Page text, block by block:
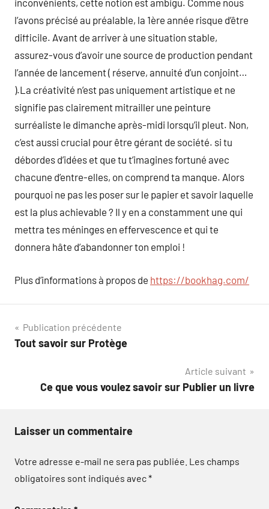
inconvénients, cette notion est ambigu. Comme nous
l’avons précisé au préalable, la 1ère année risque d’être
difficile. Avant de arriver à une situation stable,
assurez-vous d’avoir une source de production pendant
l’année de lancement ( réserve, annuité d’un conjoint…
).La créativité n’est pas uniquement artistique et ne
signifie pas clairement mitrailler une peinture
surréaliste le dimanche après-midi lorsqu’il pleut. Non,
c’est aussi crucial pour être gérant de société. si tu
débordes d’idées et que tu t’imagines fortuné avec
chacune d’entre-elles, on comprend ta manque. Alors
pourquoi ne pas les poser sur le papier et savoir laquelle
est la plus achievable ? Il y en a constamment une qui
mettra tes méninges en effervescence et qui te
donnera hâte d’abandonner ton emploi !
Plus d’informations à propos de https://bookhag.com/
Navigation
de
Publication précédente
Tout savoir sur Protège
Article suivant
Ce que vous voulez savoir sur Publier un livre
Laisser un commentaire
Votre adresse e-mail ne sera pas publiée. Les champs
obligatoires sont indiqués avec*